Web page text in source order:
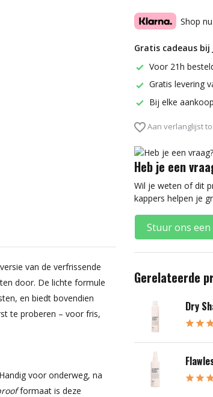
van de verfrissende
door. De lichte formule
en biedt bovendien
te proberen – voor fris,
voor onderweg, na
formaat is deze
Shop
Gratis cadeaus
Voor 21h
Gratis levering
Bij elke
Aan verlanglijst
Heb je een
Wil je weten of dit
kappers helpen je
Stuur ons
Gerelateerde
Dry